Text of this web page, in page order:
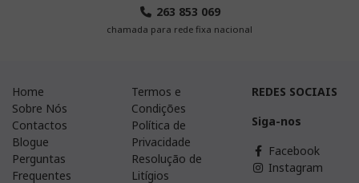
263 853 069
chamada para rede fixa nacional
Home
Sobre Nós
Contactos
Blogue
Perguntas
Frequentes
Termos e
Condições
Política de
Privacidade
Resolução de
Litígios
REDES SOCIAIS
Siga-nos
Facebook
Instagram